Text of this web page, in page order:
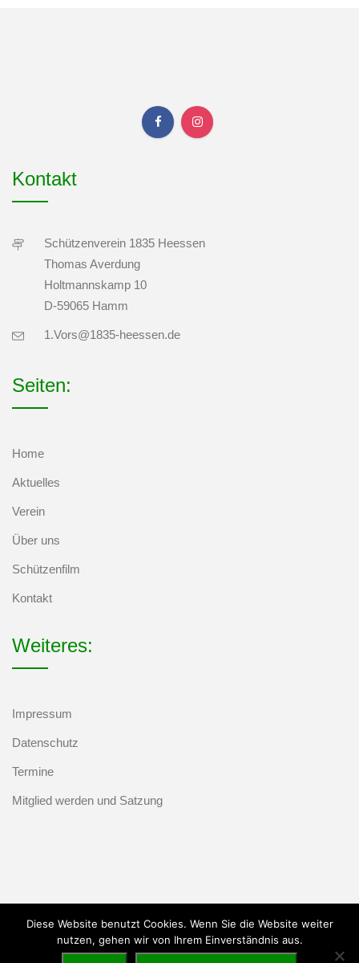
Kontakt
Schützenverein 1835 Heessen
Thomas Averdung
Holtmannskamp 10
D-59065 Hamm
1.Vors@1835-heessen.de
Seiten:
Home
Aktuelles
Verein
Über uns
Schützenfilm
Kontakt
Weiteres:
Impressum
Datenschutz
Termine
Mitglied werden und Satzung
Diese Website benutzt Cookies. Wenn Sie die Website weiter
nutzen, gehen wir von Ihrem Einverständnis aus.